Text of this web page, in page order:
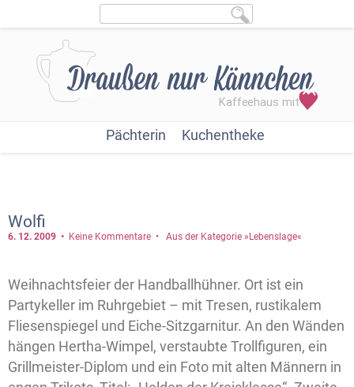
Pächterin Kuchentheke
Wolfi
6. 12. 2009 Keine Kommentare Aus der Kategorie »Lebenslage«
Weihnachtsfeier der Handballhühner. Ort ist ein
Partykeller im Ruhrgebiet – mit Tresen, rustikalem
Fliesenspiegel und Eiche-Sitzgarnitur. An den Wänden
hängen Hertha-Wimpel, verstaubte Trollfiguren, ein
Grillmeister-Diplom und ein Foto mit alten Männern in